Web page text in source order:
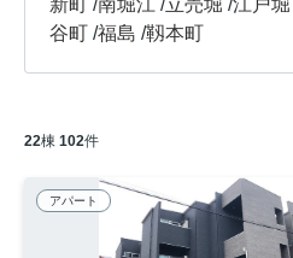
谷町 /福島 /靱本町
22棟 102件
アパート